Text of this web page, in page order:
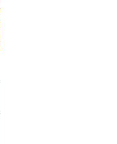
을 위해 가전이 할 수